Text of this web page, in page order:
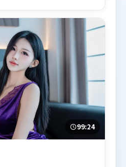
动漫题材的观众观看。
99:24